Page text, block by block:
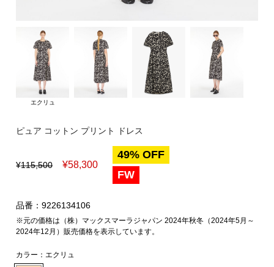
エクリュ
ピュア コットン プリント ドレス
¥115,500 ¥58,300
49% OFF
FW
品番：9226134106
※元の価格は（株）マックスマーラジャパン 2024年秋冬（2024年5月～
2024年12月）販売価格を表示しています。
カラー：エクリュ